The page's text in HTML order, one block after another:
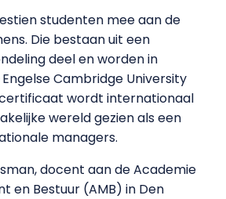
studenten mee aan de
Die bestaan uit een
deel en worden in
Cambridge University
wordt internationaal
wereld gezien als een
managers.
docent aan de Academie
en Bestuur (AMB) in Den